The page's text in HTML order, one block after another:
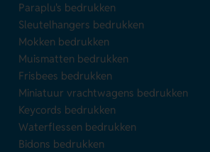
Paraplu's bedrukken
Sleutelhangers bedrukken
Mokken bedrukken
Muismatten bedrukken
Frisbees bedrukken
Miniatuur vrachtwagens bedrukken
Keycords bedrukken
Waterflessen bedrukken
Bidons bedrukken